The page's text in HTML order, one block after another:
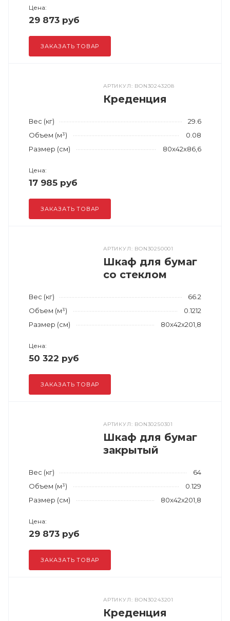
Цена:
29 873 руб
ЗАКАЗАТЬ ТОВАР
АРТИКУЛ: BON30243208
Креденция
Вес (кг)
29.6
Объем (м³)
0.08
Размер (см)
80x42x86,6
Цена:
17 985 руб
ЗАКАЗАТЬ ТОВАР
АРТИКУЛ: BON30250001
Шкаф для бумаг
со стеклом
Вес (кг)
66.2
Объем (м³)
0.1212
Размер (см)
80x42x201,8
Цена:
50 322 руб
ЗАКАЗАТЬ ТОВАР
АРТИКУЛ: BON30250301
Шкаф для бумаг
закрытый
Вес (кг)
64
Объем (м³)
0.129
Размер (см)
80x42x201,8
Цена:
29 873 руб
ЗАКАЗАТЬ ТОВАР
АРТИКУЛ: BON30243201
Креденция